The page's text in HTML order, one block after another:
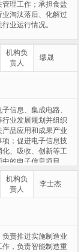
理工作；承担食盐
淘汰落后、化解过
业运行情况。
机构负
责人
缪晟
信息、集成电路、
业发展规划并组织
品应用和成果产业
；促进电子信息技
、吸收、创新等工
的电子信息项目，
微电子等基础产品
应用推广工作；推
带半导体材料、器
机构负
责人
李士杰
责推进实施制造业
，负责智能制造重